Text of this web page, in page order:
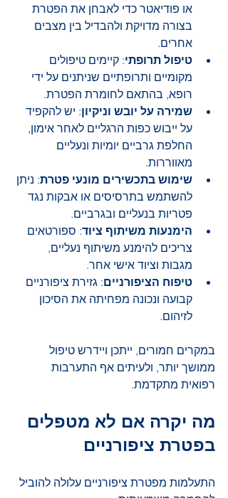
או פודיאטר כדי לאבחן את הפטרת
בצורה מדויקת ולהבדיל בין מצבים
אחרים.
טיפול תרופתי: קיימים טיפולים
מקומיים ותרופתיים שניתנים על ידי
רופא, בהתאם לחומרת הפטרת.
שמירה על יובש וניקיון: יש להקפיד
על ייבוש כפות הרגליים לאחר אימון,
החלפת גרביים יומיות ונעליים
מאווררות.
שימוש בתכשירים מונעי פטרת: ניתן
להשתמש בתרסיסים או אבקות נגד
פטריות בנעליים ובגרביים.
הימנעות משיתוף ציוד: ספורטאים
צריכים להימנע משיתוף נעליים,
מגבות וציוד אישי אחר.
טיפוח הציפורניים: גזירת ציפורניים
קבועה ונכונה מפחיתה את הסיכון
לזיהום.
במקרים חמורים, ייתכן ויידרש טיפול
ממושך יותר, ולעיתים אף התערבות
רפואית מתקדמת.
מה יקרה אם לא מטפלים
בפטרת ציפורניים
התעלמות מפטרת ציפורניים עלולה להוביל